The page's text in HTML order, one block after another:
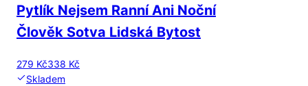
Pytlík Nejsem Ranní Ani Noční
Člověk Sotva Lidská Bytost
279 Kč338 Kč
Skladem